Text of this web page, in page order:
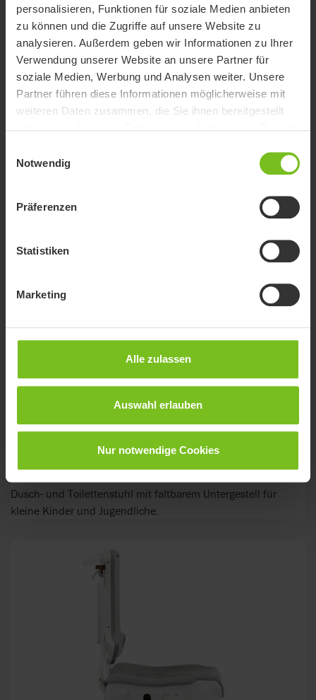
personalisieren, Funktionen für soziale Medien anbieten
zu können und die Zugriffe auf unsere Website zu
analysieren. Außerdem geben wir Informationen zu Ihrer
Verwendung unserer Website an unsere Partner für
soziale Medien, Werbung und Analysen weiter. Unsere
Partner führen diese Informationen möglicherweise mit
weiteren Daten zusammen, die Sie ihnen bereitgestellt
Notwendig
Präferenzen
Statistiken
Marketing
Alle zulassen
Auswahl erlauben
Nur notwendige Cookies
R82 Flamingo High-Low
Dusch- und Toilettenstuhl mit stufenlos höhenverstellbarem
R82 Flamingo
Dusch- und Toilettenstuhl mit faltbarem Untergestell für
kleine Kinder und Jugendliche.